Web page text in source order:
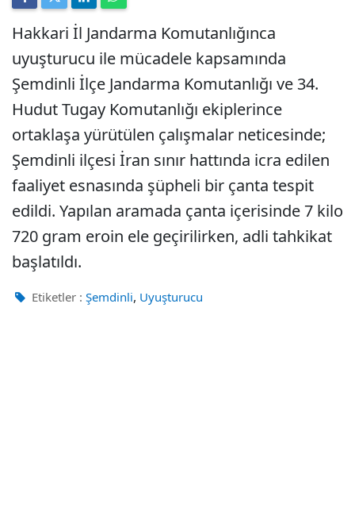
Hakkari İl Jandarma Komutanlığınca
uyuşturucu ile mücadele kapsamında
Şemdinli İlçe Jandarma Komutanlığı ve 34.
Hudut Tugay Komutanlığı ekiplerince
ortaklaşa yürütülen çalışmalar neticesinde;
Şemdinli ilçesi İran sınır hattında icra edilen
faaliyet esnasında şüpheli bir çanta tespit
edildi. Yapılan aramada çanta içerisinde 7 kilo
720 gram eroin ele geçirilirken, adli tahkikat
başlatıldı.
Etiketler : Şemdinli, Uyuşturucu